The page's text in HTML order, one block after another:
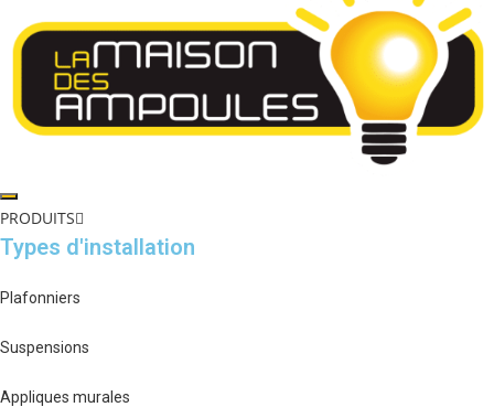
PRODUITS
Types d'installation
Plafonniers
Suspensions
Appliques murales